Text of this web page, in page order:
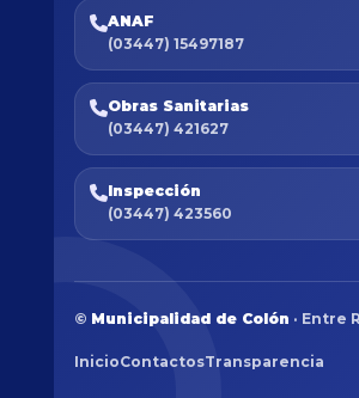
ANAF
(03447) 15497187
Obras Sanitarias
(03447) 421627
Inspección
(03447) 423560
© Municipalidad de Colón · Entre
InicioContactosTransparencia